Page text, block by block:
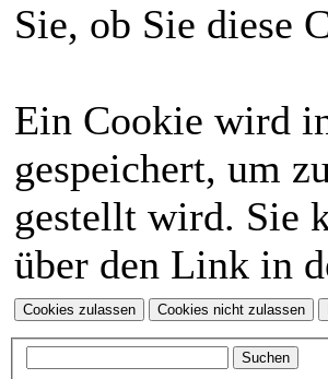
Sie, ob Sie diese
Ein Cookie wird
gespeichert, um
gestellt wird. Sie
über den Link in